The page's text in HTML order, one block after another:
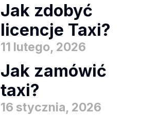
Jak zdobyć
licencje Taxi?
11 lutego, 2026
Jak zamówić
taxi?
16 stycznia, 2026